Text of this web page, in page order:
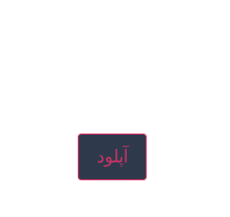
آپلود